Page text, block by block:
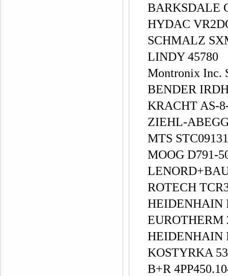
BARKSDALE
HYDAC
SCHMALZ
LINDY 45780
Montronix Inc.
BENDER
KRACHT AS-
ZIEHL-
MTS
MOOG D791-
ROTECH
HEIDENHAIN
HEIDENHAIN
KOSTYRKA
B+R